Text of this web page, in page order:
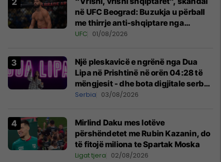
në UFC Beograd: Buzukja u përball
me thirrje anti-shqiptare nga
tribunat
UFC 01/08/2026
Një pleskavicë e ngrënë nga Dua
Lipa në Prishtinë në orën 04:28 të
mëngjesit - dhe bota digjitale serbe
shpall gjendjen e luftës
Serbia 03/08/2026
Mirlind Daku mes lotëve
përshëndetet me Rubin Kazanin, do
të fitojë miliona te Spartak Moska
Ligat tjera 02/08/2026